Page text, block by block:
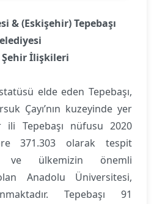
& (Eskişehir) Tepebaşı
Şehir İlişkileri
elde eden Tepebaşı,
Çayı’nın kuzeyinde yer
ili Tepebaşı nüfusu 2020
371.303 olarak tespit
ve ülkemizin önemli
Anadolu Üniversitesi,
Tepebaşı 91